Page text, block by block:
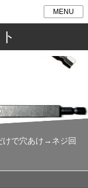
MENU
けで穴あけ→ネジ回